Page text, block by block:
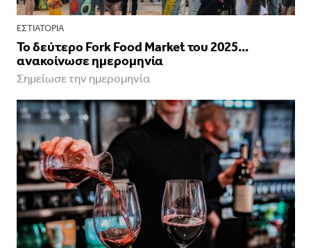
ΕΣΤΙΑΤΌΡΙΑ
Το δεύτερο Fork Food Market του 2025...
ανακοίνωσε ημερομηνία
Σημείωσε την ημερομηνία